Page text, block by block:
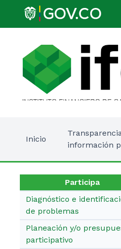
Inicio
información
Participa
Diagnóstico e
de problemas
Planeación y/o
participativo